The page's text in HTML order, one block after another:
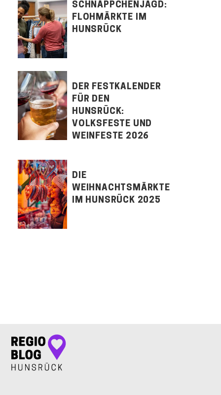
SCHNÄPPCHENJAGD:
FLOHMÄRKTE IM
HUNSRÜCK
DER FESTKALENDER
FÜR DEN
HUNSRÜCK:
VOLKSFESTE UND
WEINFESTE 2026
DIE
WEIHNACHTSMÄRKTE
IM HUNSRÜCK 2025